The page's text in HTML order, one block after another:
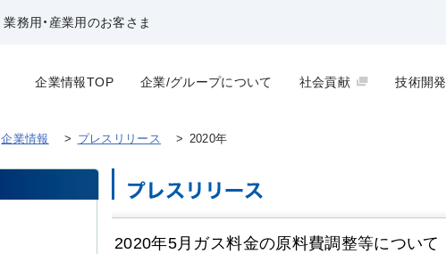
業務用・産業用のお客さま
企業情報TOP 企業/グループについて 社会貢献 技術開発
企業情報 > プレスリリース > 2020年
2020年5月ガス料金の原料費調整等について